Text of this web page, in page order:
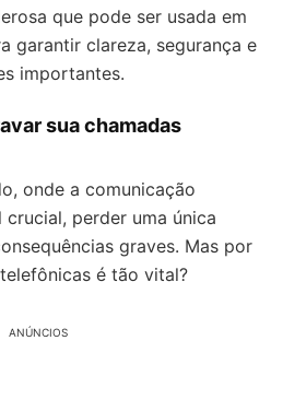
que pode ser usada em
garantir clareza, segurança e
importantes.
sua chamadas
onde a comunicação
crucial, perder uma única
graves. Mas por
é tão vital?
ANÚNCIOS